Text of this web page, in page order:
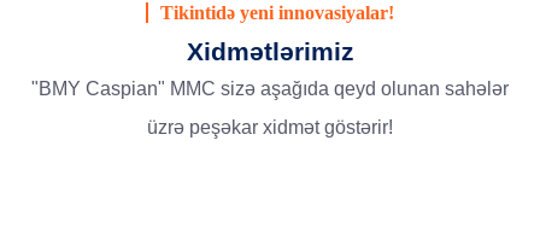
Tikintidə yeni innovasiyalar!
Xidmətlərimiz
"BMY Caspian" MMC sizə aşağıda qeyd olunan sahələr
üzrə peşəkar xidmət göstərir!